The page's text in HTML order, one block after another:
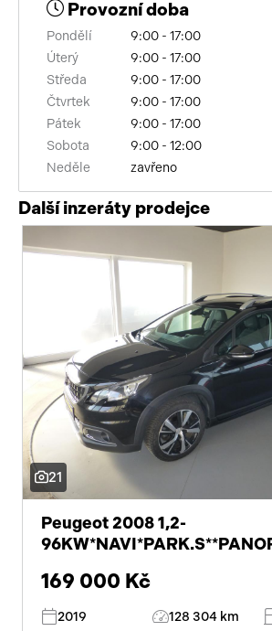
Provozní doba
Pondělí
9:00 - 17:00
Úterý
9:00 - 17:00
Středa
9:00 - 17:00
Čtvrtek
9:00 - 17:00
Pátek
9:00 - 17:00
Sobota
9:00 - 12:00
Neděle
zavřeno
Další inzeráty prodejce
21
Peugeot 2008 1,2-
169 000 Kč
2019 128 304 km